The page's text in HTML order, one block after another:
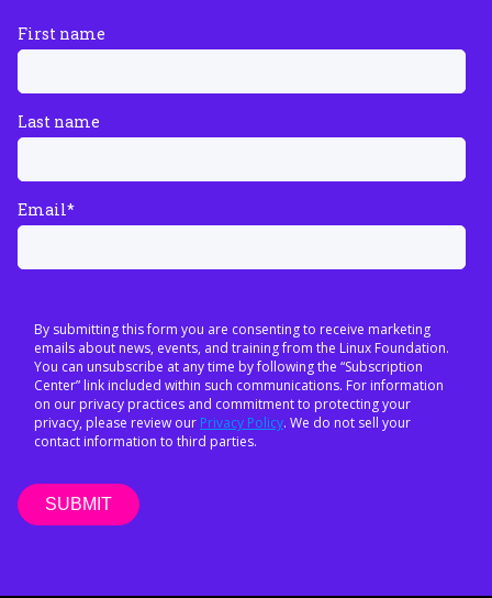
First name
Last name
Email*
By submitting this form you are consenting to receive marketing
emails about news, events, and training from the Linux Foundation.
You can unsubscribe at any time by following the “Subscription
Center” link included within such communications. For information
on our privacy practices and commitment to protecting your
privacy, please review our Privacy Policy. We do not sell your
contact information to third parties.